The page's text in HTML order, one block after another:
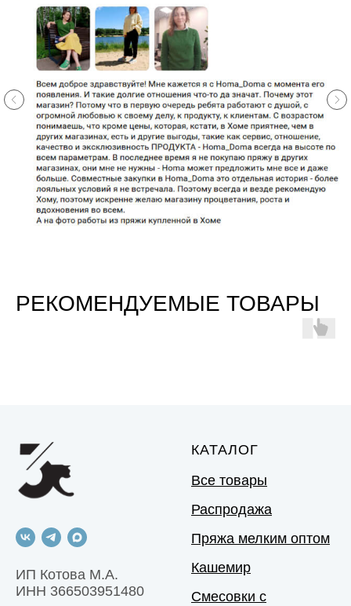
РЕКОМЕНДУЕМЫЕ ТОВАРЫ
ИП Котова М.А.
ИНН 366503951480
КАТАЛОГ
Все товары
Распродажа
Пряжа мелким оптом
Кашемир
Смесовки с